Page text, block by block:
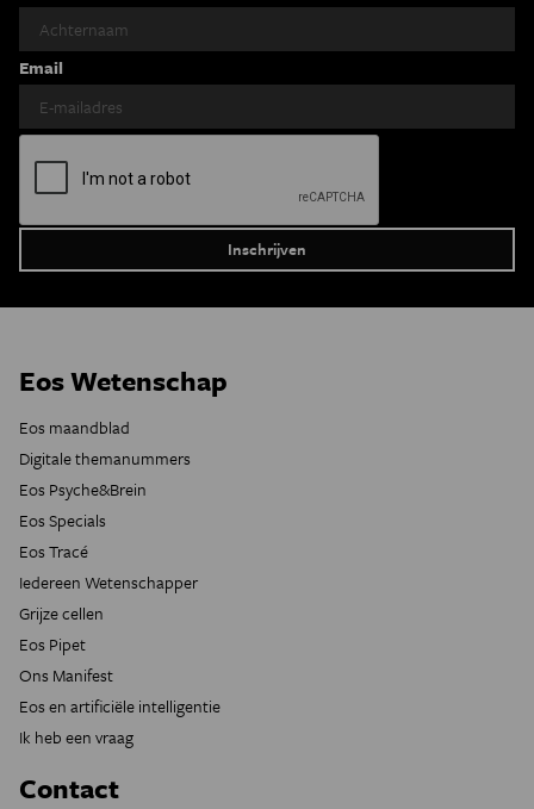
Email
Eos Wetenschap
Eos maandblad
Digitale themanummers
Eos Psyche&Brein
Eos Specials
Eos Tracé
Iedereen Wetenschapper
Grijze cellen
Eos Pipet
Ons Manifest
Eos en artificiële intelligentie
Ik heb een vraag
Contact